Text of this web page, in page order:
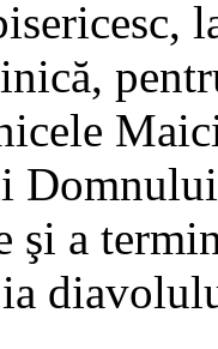
şi a